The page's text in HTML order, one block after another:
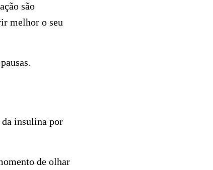
são
melhor o seu
da insulina por
de olhar